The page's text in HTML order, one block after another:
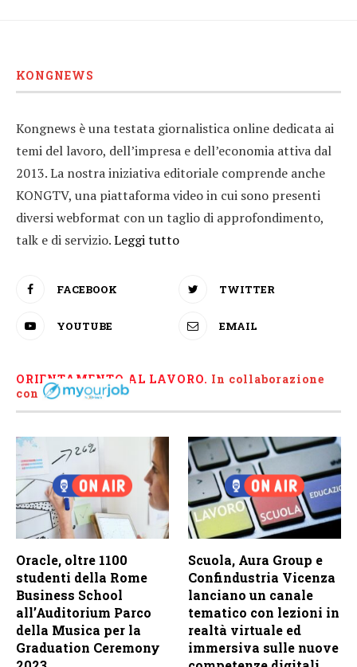
KONGNEWS
Kongnews è una testata giornalistica online dedicata ai
temi del lavoro, dell’impresa e dell’economia attiva dal
2013. La nostra iniziativa editoriale comprende anche
KONGTV, una piattaforma video in cui sono presenti
diversi webformat con un taglio di approfondimento,
talk e di servizio.Leggi tutto
FACEBOOK TWITTER
YOUTUBE EMAIL
ORIENTAMENTO AL LAVORO. In collaborazione
con
Oracle, oltre 1100
studenti della Rome
Business School
all’Auditorium Parco
della Musica per la
Graduation Ceremony
Scuola, Aura Group e
Confindustria Vicenza
lanciano un canale
tematico con lezioni in
realtà virtuale ed
immersiva sulle nuove